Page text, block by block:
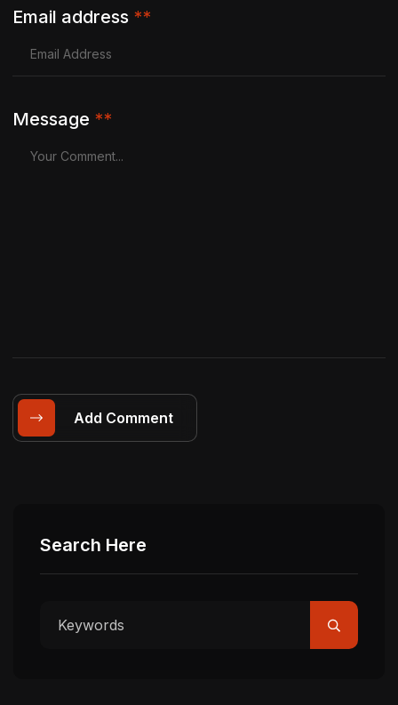
Email address **
Message **
Add Comment
Search Here